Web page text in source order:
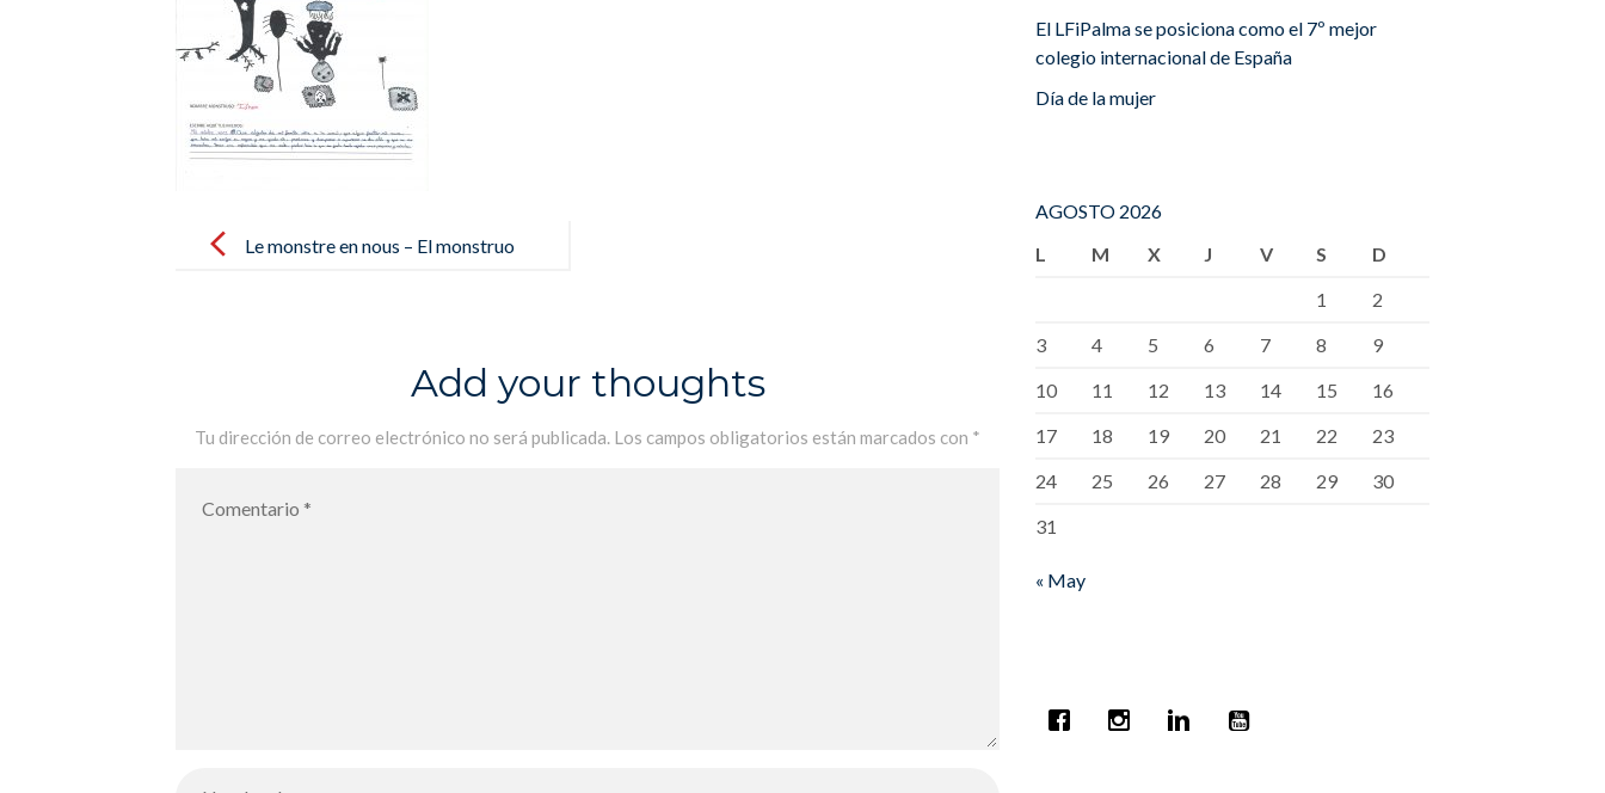
navigationLe monstre en nous – El monstruo
Add your thoughts
Tu dirección de correo electrónico no será publicada. Los campos obligatorios están marcados con *
El LFiPalma se posiciona como el 7º mejor
colegio internacional de España
Día de la mujer
AGOSTO 2026
L
M X J V S
D
1
2
3
4 5 6 7 8
9
10
11 12 13 14 15
16
17
18 19 20 21 22
23
24
25 26 27 28 29
30
31
« May